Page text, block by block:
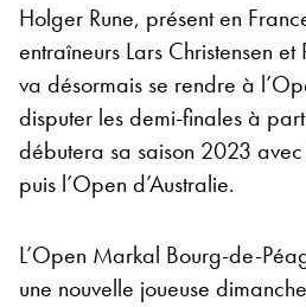
Holger Rune, présent en
entraîneurs Lars Christensen
va désormais se rendre à
disputer les demi-finales à
débutera sa saison 2023
puis l’Open d’Australie.
L’Open Markal Bourg-de-
une nouvelle joueuse